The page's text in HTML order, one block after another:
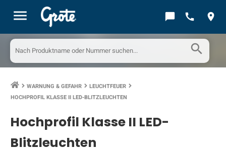
menu chat_bubble call location_on
search
keyboard_arrow_right WARNUNG & GEFAHR keyboard_arrow_right LEUCHTFEUER keyboard_arrow_right
HOCHPROFIL KLASSE II LED-BLITZLEUCHTEN
Hochprofil Klasse II LED-
Blitzleuchten